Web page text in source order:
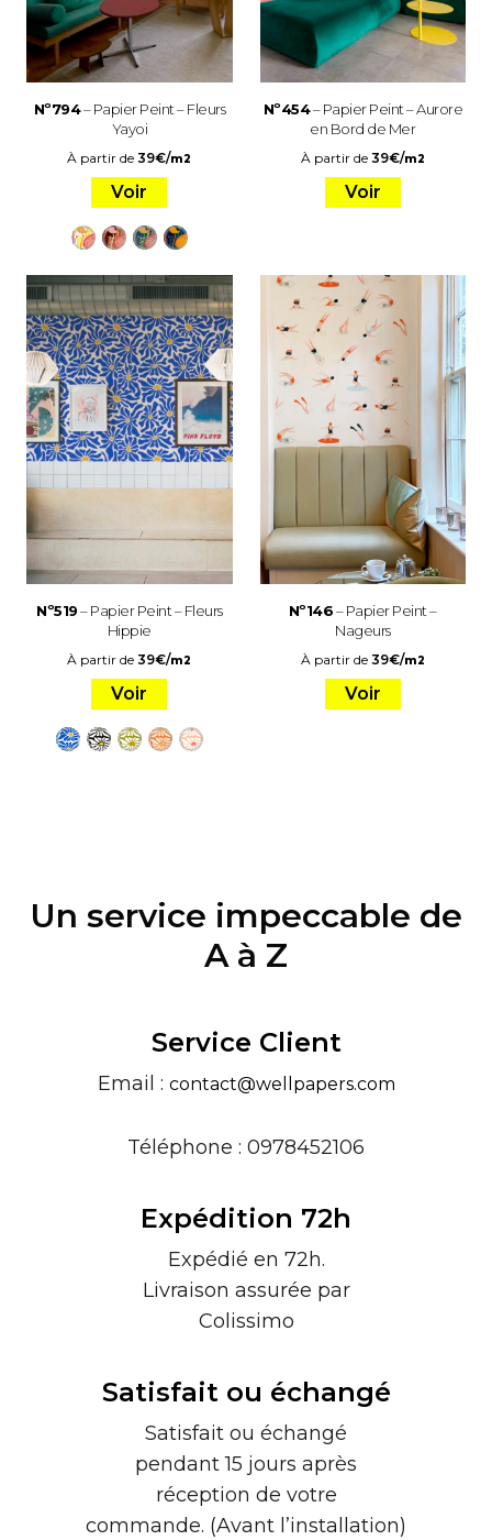
Nº794– Papier Peint – Fleurs
Yayoi
À partir de39€/m2
Voir
Nº454– Papier Peint – Aurore
en Bord de Mer
À partir de 39€/m2
Voir
Nº519– Papier Peint – Fleurs
Hippie
À partir de39€/m2
Voir
Nº146– Papier Peint –
Nageurs
À partir de 39€/m2
Voir
Un service impeccable de
A à Z
Service Client
Email : contact@wellpapers.com
Téléphone : 0978452106
Expédition 72h
Expédié en 72h.
Livraison assurée par
Colissimo
Satisfait ou échangé
Satisfait ou échangé
pendant 15 jours après
réception de votre
commande. (Avant l’installation)